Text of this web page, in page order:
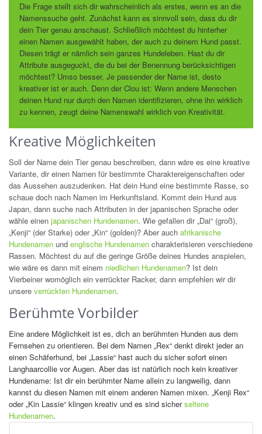
Die Frage stellt sich dir wahrscheinlich als erstes, wenn es an die
Namenssuche geht. Zunächst kann es sinnvoll sein, dass du dir
dein Tier genau anschaust. Schließlich möchtest du hinterher
einen Namen ausgewählt haben, der auch zu deinem Hund passt.
Diesen trägt er nämlich sein ganzes Hundeleben. Hast du dir
Attribute ausgeguckt, die du bei der Benennung berücksichtigen
möchtest? Umso besser. Je passender der Name ist, desto
kreativer ist er auch. Denn der Clou ist: Wenn andere Menschen
deinen Hund nur durch den Namen identifizieren, ohne ihn wirklich
zu kennen, zeugt deine Namenswahl wirklich von Kreativität.
Kreative Möglichkeiten
Soll der Name dein Tier genau beschreiben, dann wäre es eine kreative
Variante, dir einen Namen für bestimmte Charaktereigenschaften oder
das Aussehen auszudenken. Hat dein Hund eine bestimmte Rasse, so
schaue doch nach Namen im Herkunftsland. Kommt dein Hund aus
Japan, dann suche nach Attributen in der japanischen Sprache oder
wähle einen japanischen Hundenamen. Wie gefallen dir „Dai“ (groß),
„Kenji“ (der Starke) oder „Kin“ (golden)? Aber auch afrikanische
Hundenamen und englische Hundenamen charakterisieren verschiedene
Rassen. Möchtest du auf die geringe Größe deines Hundes anspielen,
wie wäre es dann mit einem niedlichen Hundenamen? Ist dein
Vierbeiner womöglich ein verrückter Racker, dann empfehlen wir dir
unsere verrückten Hundenamen.
Berühmte Vorbilder
Eine andere Möglichkeit ist es, dich an berühmten Hunden aus dem
Fernsehen zu orientieren. Bei dem Namen „Rex“ denkt direkt jeder an
einen Schäferhund, bei „Lassie“ hast auch du sicher sofort einen
Langhaarcollie vor Augen. Aber das ist natürlich noch kein kreativer
Hundename: Ist dir ein berühmter Name allein zu langweilig, dann
kannst du diesen Namen mit einem anderen Namen mixen. „Kenji Rex“
oder „Kin Lassie“ klingen kreativ und es sind sicherseltene
Hundenamen.